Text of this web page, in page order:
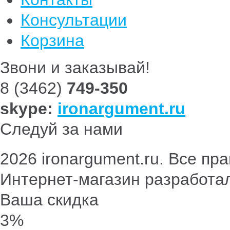
Консультации
Корзина
Звони и заказывай!
8 (3462) 749-350
skype: ironargument.ru
Следуй за нами
2026 ironargument.ru. Все
Интернет-магазин
Ваша скидка
3%